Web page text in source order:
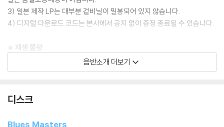
3) 일본 제작 LP는 대부분 겉비닐이 밀봉되어 있지 않습니다.
4) 디지털 다운로드 코드는 본사에서 공지 없이 증정 종료될 수 있습니다.
※ 재생 불량
1) 침압 조절 기능이 없는 턴테이블을 사용하시는 경우, (주로 올인원 형태
모델) 다이내믹 사운드의 편차가 큰 트랙을 재생할 때 이상 현상이 발생할
기기 문제로 인해 발생하는 재생 불량 현상에 대해서는 반품/교환이 불가
2) 디스크는 정전기와 먼지로 인해 재생이 원활하지 않은 경우가 있습니
음반소개 더보기
디스크
Blues Masters